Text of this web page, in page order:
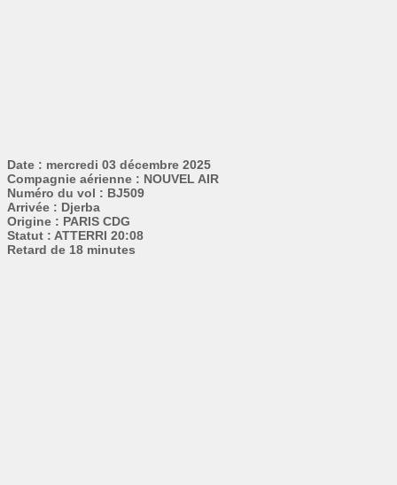
Date : mercredi 03 décembre 2025
Compagnie aérienne : NOUVEL AIR
Numéro du vol : BJ509
Arrivée : Djerba
Origine : PARIS CDG
Statut : ATTERRI 20:08
Retard de 18 minutes